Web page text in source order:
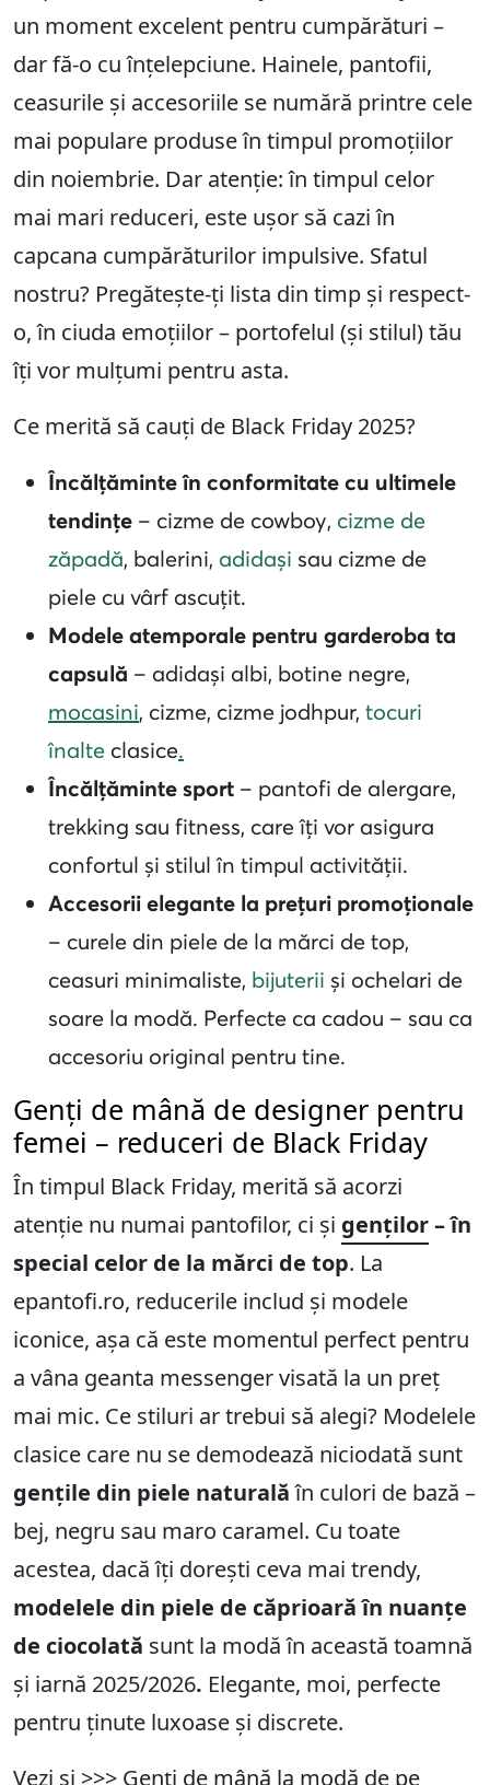
un moment excelent pentru cumpărături –
dar fă-o cu înțelepciune. Hainele, pantofii,
ceasurile și accesoriile se numără printre cele
mai populare produse în timpul promoțiilor
din noiembrie. Dar atenție: în timpul celor
mai mari reduceri, este ușor să cazi în
capcana cumpărăturilor impulsive. Sfatul
nostru? Pregătește-ți lista din timp și respect-
o, în ciuda emoțiilor – portofelul (și stilul) tău
îți vor mulțumi pentru asta.
Ce merită să cauți de Black Friday 2025?
Încălțăminte în conformitate cu ultimele
tendințe – cizme de cowboy, cizme de
zăpadă, balerini, adidași sau cizme de
piele cu vârf ascuțit.
Modele atemporale pentru garderoba ta
capsulă – adidași albi, botine negre,
mocasini, cizme, cizme jodhpur, tocuri
înalte clasice.
Încălțăminte sport – pantofi de alergare,
trekking sau fitness, care îți vor asigura
confortul și stilul în timpul activității.
Accesorii elegante la prețuri promoționale
– curele din piele de la mărci de top,
ceasuri minimaliste, bijuterii și ochelari de
soare la modă. Perfecte ca cadou – sau ca
accesoriu original pentru tine.
Genți de mână de designer pentru
femei – reduceri de Black Friday
În timpul Black Friday, merită să acorzi
atenție nu numai pantofilor, ci și genților– în
special celor de la mărci de top. La
epantofi.ro, reducerile includ și modele
iconice, așa că este momentul perfect pentru
a vâna geanta messenger visată la un preț
mai mic. Ce stiluri ar trebui să alegi? Modelele
clasice care nu se demodează niciodată sunt
gențile din piele naturalăîn culori de bază –
bej, negru sau maro caramel. Cu toate
acestea, dacă îți dorești ceva mai trendy,
modelele din piele de căprioară în nuanțe
de ciocolată sunt la modă în această toamnă
și iarnă 2025/2026. Elegante, moi, perfecte
pentru ținute luxoase și discrete.
Vezi și >>> Genți de mână la modă de pe